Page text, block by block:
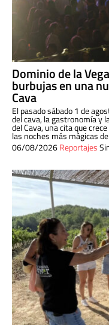
Dominio de la
burbujas en una
Cava
El pasado sábado 1 de
del cava, la gastronomía y
del Cava, una cita que
las noches más mágicas
06/08/2026Reportajes